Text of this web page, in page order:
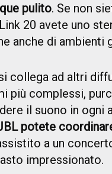
pulito. Se non
20 avete uno
anche di ambienti
collega ad altri
più complessi,
il suono in ogni
potete
a un
impressionato.